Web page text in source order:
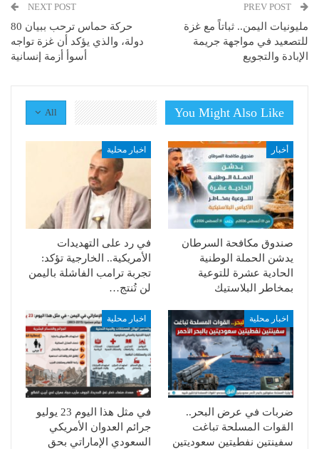
مليونيات اليمن.. ثباتاً مع غزة
للتصعيد في مواجهة جريمة
الإبادة والتجويع
NEXT POST
حركة حماس ترحب ببيان 80
دولة، والذي يؤكد أن غزة تواجه
أسوأ أزمة إنسانية
All You Might Also Like
أخبار
صندوق مكافحة السرطان
يدشن الحملة الوطنية
الحادية عشرة للتوعية
بمخاطر البلاستيك
اخبار محلية
في رد على التهديدات
الأمريكية.. الخارجية تؤكد:
تجربة ترامب الفاشلة باليمن
لن تُنتج…
اخبار محلية
ضربات في عرض البحر..
القوات المسلحة تباغت
سفينتين نفطيتين سعوديتين
اخبار محلية
في مثل هذا اليوم 23 يوليو
جرائم العدوان الأمريكي
السعودي الإماراتي بحق